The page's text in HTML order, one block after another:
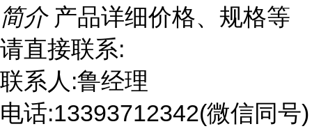
简介 产品详细价格、规格等
请直接联系:
联系人:鲁经理
电话:13393712342(微信同号)